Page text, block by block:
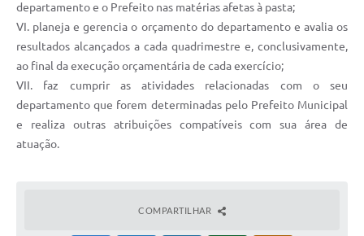
departamento e o Prefeito nas matérias afetas à pasta;
VI. planeja e gerencia o orçamento do departamento e avalia os
resultados alcançados a cada quadrimestre e, conclusivamente,
ao final da execução orçamentária de cada exercício;
VII. faz cumprir as atividades relacionadas com o seu
departamento que forem determinadas pelo Prefeito Municipal
e realiza outras atribuições compatíveis com sua área de
atuação.
COMPARTILHAR